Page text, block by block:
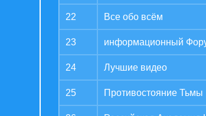
22 Все обо всём
23 информационный
24 Лучшие видео
25 Противостояние Тьмы